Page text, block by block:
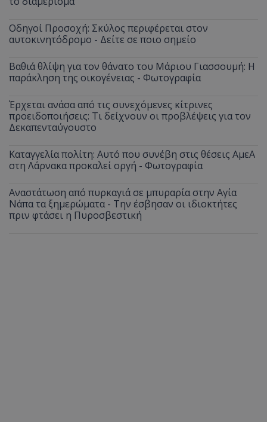
Οδηγοί Προσοχή: Σκύλος περιφέρεται στον
αυτοκινητόδρομο - Δείτε σε ποιο σημείο
Βαθιά θλίψη για τον θάνατο του Μάριου Γιασσουμή: Η
παράκληση της οικογένειας - Φωτογραφία
Έρχεται ανάσα από τις συνεχόμενες κίτρινες
προειδοποιήσεις: Τι δείχνουν οι προβλέψεις για τον
Δεκαπενταύγουστο
Καταγγελία πολίτη: Αυτό που συνέβη στις θέσεις ΑμεΑ
στη Λάρνακα προκαλεί οργή - Φωτογραφία
Αναστάτωση από πυρκαγιά σε μπυραρία στην Αγία
Νάπα τα ξημερώματα - Την έσβησαν οι ιδιοκτήτες
πριν φτάσει η Πυροσβεστική